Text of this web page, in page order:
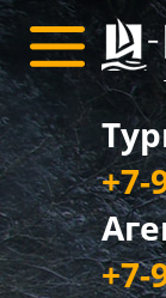
+7-
+7-